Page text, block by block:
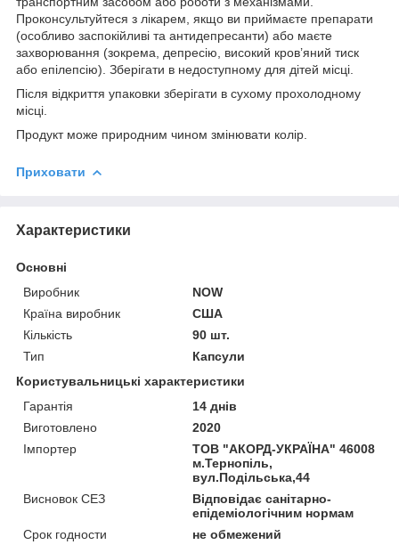
Проконсультуйтеся з лікарем, якщо ви приймаєте препарати
(особливо заспокійливі та антидепресанти) або маєте
захворювання (зокрема, депресію, високий кров’яний тиск
або епілепсію). Зберігати в недоступному для дітей місці.
Після відкриття упаковки зберігати в сухому прохолодному
місці.
Продукт може природним чином змінювати колір.
Приховати
Характеристики
Основні
Виробник
NOW
Країна виробник
США
Кількість
90 шт.
Тип
Капсули
Користувальницькі характеристики
Гарантія
14 днів
Виготовлено
2020
Імпортер
ТОВ "АКОРД-УКРАЇНА" 46008
м.Тернопіль,
вул.Подільська,44
Висновок СЕЗ
Відповідає санітарно-
епідеміологічним нормам
Срок годности
не обмежений